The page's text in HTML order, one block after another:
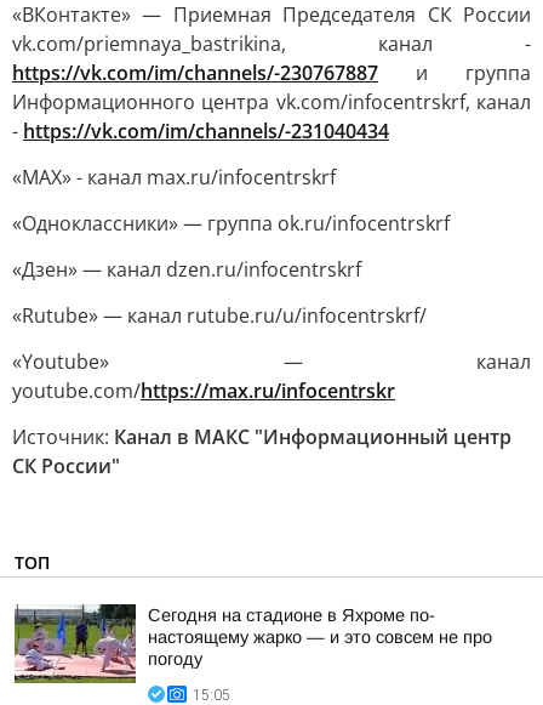
«ВКонтакте» — Приемная Председателя СК России
vk.com/priemnaya_bastrikina, канал -
https://vk.com/im/channels/-230767887 и группа
Информационного центра vk.com/infocentrskrf, канал
- https://vk.com/im/channels/-231040434
«MAX» - канал max.ru/infocentrskrf
«Одноклассники» — группа ok.ru/infocentrskrf
«Дзен» — канал dzen.ru/infocentrskrf
«Rutube» — канал rutube.ru/u/infocentrskrf/
«Youtube» — канал
youtube.com/https://max.ru/infocentrskr
Источник: Канал в МАКС "Информационный центр
СК России"
ТОП
Сегодня на стадионе в Яхроме по-
настоящему жарко — и это совсем не про
погоду
15:05